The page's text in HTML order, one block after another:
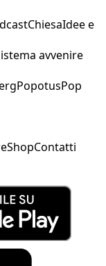
ChiesaIdee e
avvenire
PopotusPop
ShopContatti